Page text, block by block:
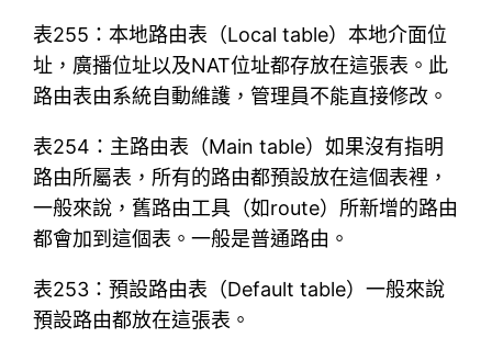
表255：本地路由表（Local table）本地介面位
址，廣播位址以及NAT位址都存放在這張表。此
路由表由系統自動維護，管理員不能直接修改。
表254：主路由表（Main table）如果沒有指明
路由所屬表，所有的路由都預設放在這個表裡，
一般來說，舊路由工具（如route）所新增的路由
都會加到這個表。一般是普通路由。
表253：預設路由表（Default table）一般來說
預設路由都放在這張表。